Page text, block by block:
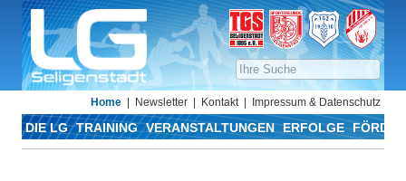
Home Newsletter Kontakt Impressum & Datenschutz
DIE LG TRAINING VERANSTALTUNGEN ERFOLGE